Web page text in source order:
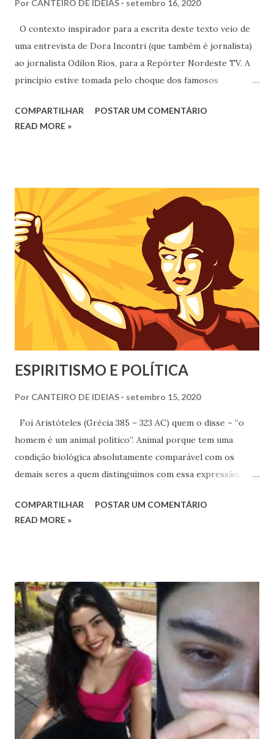
Por CANTEIRO DE IDEIAS setembro 16, 2020
O contexto inspirador para a escrita deste texto veio de
uma entrevista de Dora Incontri (que também é jornalista)
ao jornalista Odilon Rios, para a Repórter Nordeste TV. A
princípio estive tomada pelo choque dos famosos
conservadorismo espírita brasileiro no citado vídeo.
COMPARTILHAR
POSTAR UM COMENTÁRIO
READ MORE »
ESPIRITISMO E POLÍTICA
Por CANTEIRO DE IDEIAS setembro 15, 2020
Foi Aristóteles (Grécia 385 – 323 AC) quem o disse – “o
homem é um animal político”. Animal porque tem uma
condição biológica absolutamente comparável com os
demais seres a quem distinguimos com essa expressão.
Pólis), isso nos faz animais políticos. Naturalmente há quem
desdenhe ou deponha dessa condição, mas essa tentativa é,
mesma. Quem encontrar essa fórmula pode prescindir da
opinião de Aristóteles, do contrário é animal político.
COMPARTILHAR
POSTAR UM COMENTÁRIO
READ MORE »